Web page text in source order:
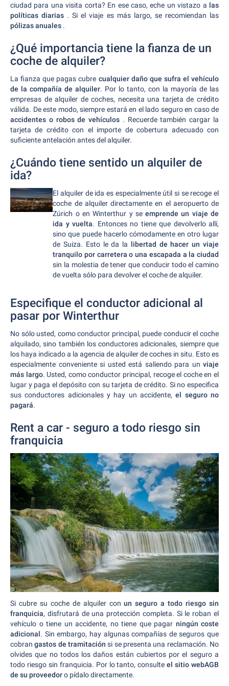
ciudad para una visita corta? En ese caso, eche un vistazo a las
políticas diarias . Si el viaje es más largo, se recomiendan las
pólizas anuales .
¿Qué importancia tiene la fianza de un
coche de alquiler?
La fianza que pagas cubre cualquier daño que sufra el vehículo
de la compañía de alquiler. Por lo tanto, con la mayoría de las
empresas de alquiler de coches, necesita una tarjeta de crédito
válida. De este modo, siempre estará en el lado seguro en caso de
accidentes o robos de vehículos . Recuerde también cargar la
tarjeta de crédito con el importe de cobertura adecuado con
suficiente antelación antes del alquiler.
¿Cuándo tiene sentido un alquiler de
ida?
El alquiler de ida es especialmente útil si se recoge el
coche de alquiler directamente en el aeropuerto de
Zúrich o en Winterthur y seemprende un viaje de
ida y vuelta. Entonces no tiene que devolverlo allí,
sino que puede hacerlo cómodamente en otro lugar
de Suiza. Esto le da la libertad de hacer un viaje
tranquilo por carretera o una escapada a la ciudad
sin la molestia de tener que conducir todo el camino
de vuelta sólo para devolver el coche de alquiler.
Especifique el conductor adicional al
pasar por Winterthur
No sólo usted, como conductor principal, puede conducir el coche
alquilado, sino también los conductores adicionales, siempre que
los haya indicado a la agencia de alquiler de coches in situ. Esto es
especialmente conveniente si usted está saliendo para un viaje
más largo. Usted, como conductor principal, recoge el coche en el
lugar y paga el depósito con su tarjeta de crédito. Si no especifica
sus conductores adicionales y hay un accidente,el seguro no
pagará.
Rent a car - seguro a todo riesgo sin
franquicia
Si cubre su coche de alquiler conun seguro a todo riesgo sin
franquicia, disfrutará de una protección completa. Si le roban el
vehículo o tiene un accidente, no tiene que pagar ningún coste
adicional. Sin embargo, hay algunas compañías de seguros que
cobrangastos de tramitación si se presenta una reclamación. No
olvides que no todos los daños están cubiertos por el seguro a
todo riesgo sin franquicia. Por lo tanto, consulteel sitio webAGB
de su proveedoro pídalo directamente.